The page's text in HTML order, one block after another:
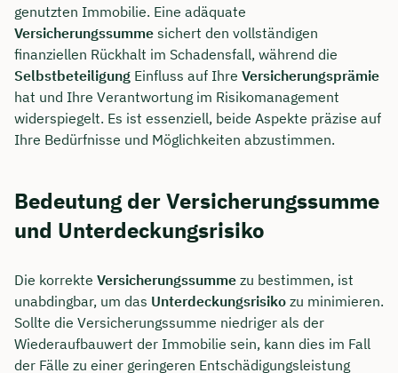
genutzten Immobilie. Eine adäquate
Versicherungssumme sichert den vollständigen
finanziellen Rückhalt im Schadensfall, während die
Selbstbeteiligung Einfluss auf Ihre Versicherungsprämie
hat und Ihre Verantwortung im Risikomanagement
widerspiegelt. Es ist essenziell, beide Aspekte präzise auf
Ihre Bedürfnisse und Möglichkeiten abzustimmen.
Bedeutung der Versicherungssumme
und Unterdeckungsrisiko
Die korrekte Versicherungssumme zu bestimmen, ist
unabdingbar, um das Unterdeckungsrisiko zu minimieren.
Sollte die Versicherungssumme niedriger als der
Wiederaufbauwert der Immobilie sein, kann dies im Fall
der Fälle zu einer geringeren Entschädigungsleistung